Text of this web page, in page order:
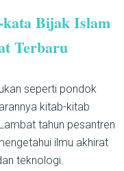
Bijak Islam
Terbaru
seperti pondok
kitab-kitab
tahun pesantren
ilmu akhirat
teknologi.